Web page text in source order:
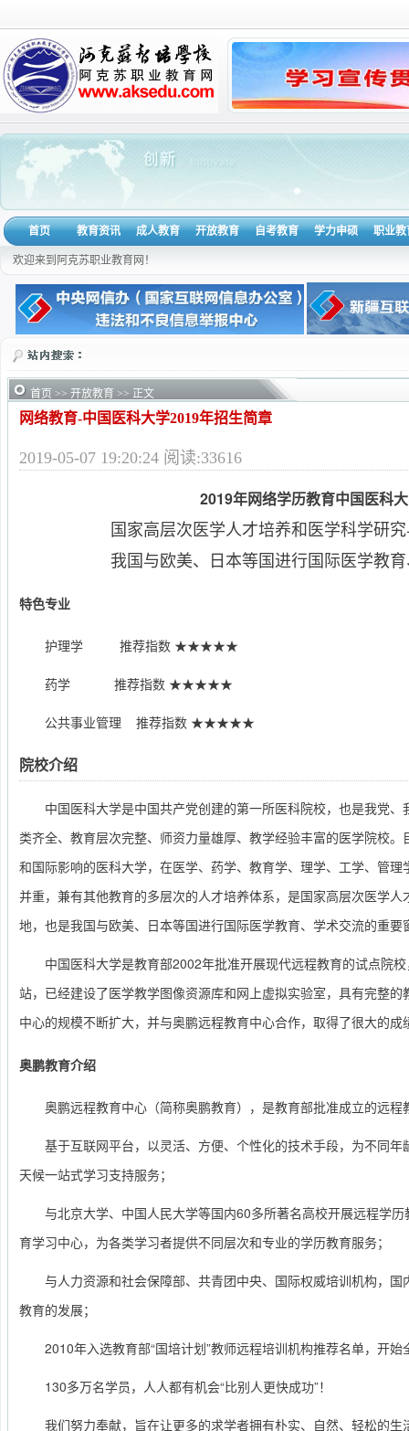
首页 教育资讯 成人教育 开放教育 自考教育 学力申硕 职业教
欢迎来到阿克苏职业教育网！
首页 >> 开放教育 >> 正文
网络教育-中国医科大学2019年招生简章
2019-05-07 19:20:24 阅读:33616
2019年网络学历教育中国医科
国家高层次医学人才培养和医学科学研
我国与欧美、日本等国进行国际医学教
特色专业
护理学 推荐指数 ★★★★★
药学 推荐指数 ★★★★★
公共事业管理 推荐指数 ★★★★★
院校介绍
中国医科大学是中国共产党创建的第一所医科院校，也是我党
类齐全、教育层次完整、师资力量雄厚、教学经验丰富的医学院校
和国际影响的医科大学，在医学、药学、教育学、理学、工学、管
并重，兼有其他教育的多层次的人才培养体系，是国家高层次医学
地，也是我国与欧美、日本等国进行国际医学教育、学术交流的重要
中国医科大学是教育部2002年批准开展现代远程教育的试点院
站，已经建设了医学教学图像资源库和网上虚拟实验室，具有完整
中心的规模不断扩大，并与奥鹏远程教育中心合作，取得了很大的
奥鹏教育介绍
奥鹏远程教育中心（简称奥鹏教育），是教育部批准成立的远程
基于互联网平台，以灵活、方便、个性化的技术手段，为不同
天候一站式学习支持服务；
与北京大学、中国人民大学等国内60多所著名高校开展远程学
育学习中心，为各类学习者提供不同层次和专业的学历教育服务；
与人力资源和社会保障部、共青团中央、国际权威培训机构，
教育的发展；
2010年入选教育部“国培计划”教师远程培训机构推荐名单，开
130多万名学员，人人都有机会“比别人更快成功”！
我们努力奉献，旨在让更多的求学者拥有朴实、自然、轻松的